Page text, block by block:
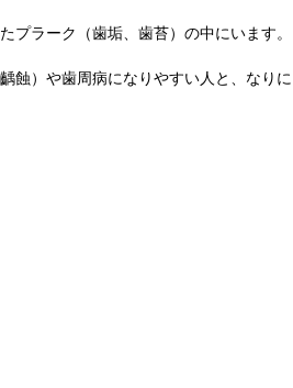
プラーク（歯垢、歯苔）の中にいます。
）や歯周病になりやすい人と、なり